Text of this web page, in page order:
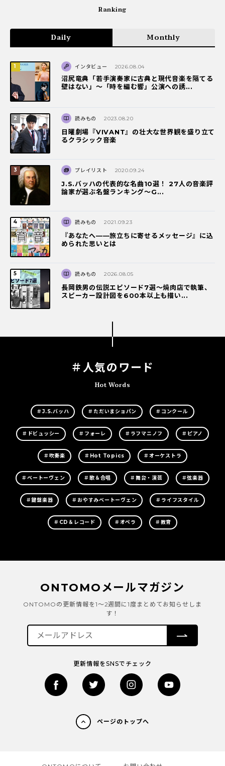
Ranking
Daily Monthly
インタビュー 2026.08.04
沼尻竜典「若手演奏家に古典と現代音楽を隔てる
壁はない」～「時を編む響」公演への誘...
読みもの 2023.08.20
日曜劇場『VIVANT』の壮大な世界観を盛り立て
るクラシック音楽
プレイリスト 2020.09.24
J.S.バッハの代表的な名曲10選！ 27人の音楽評
論家が選ぶ名盤ランキング〜G...
読みもの 2021.09.23
『あなたへ――旅立ちに寄せるメッセージ』に込
められた思いとは
読みもの 2026.08.05
長岡鉄男の伝説エピソード7選〜焼肉店で執筆、
スピーカー設計図を600本以上も描い...
＃人気のワード
Hot Words
＃J.S.バッハ ＃ただいまショパン ＃コンクール
＃ドビュッシー ＃フォーレ ＃ラフマニノフ ＃ピアノ
＃吹奏楽 ＃Hot Topics ＃オーケストラ
＃ベートーヴェン ＃歌＆合唱 ＃舞台・演芸 ＃弦楽器
＃鍵盤楽器 ＃おやすみベートーヴェン ＃ライフスタイル
＃CD＆レコード ＃オペラ ＃教育
ONTOMOメールマガジン
ONTOMOの更新情報を1～2週間に1度まとめてお知らせしま
す！
更新情報をSNSでチェック
ページのトップへ